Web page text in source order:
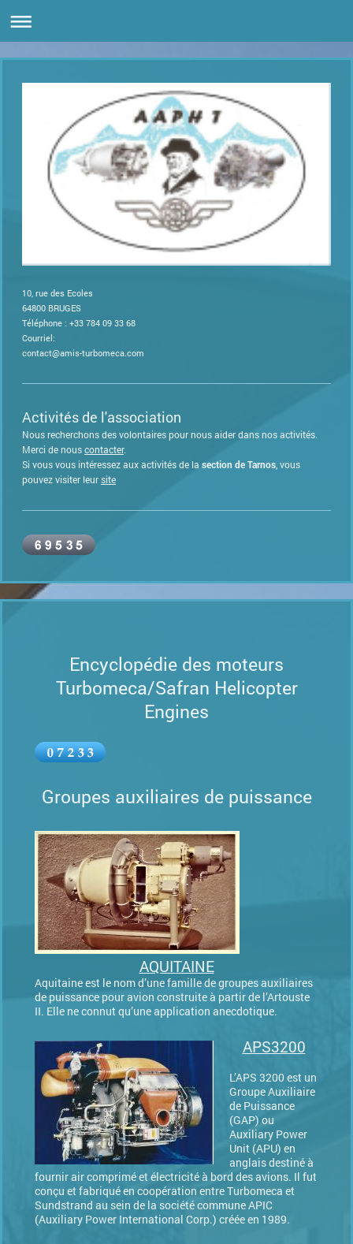
10, rue des Ecoles
64800 BRUGES
Téléphone : +33 784 09 33 68
Courriel:
contact@amis-turbomeca.com
Activités de l'association
Nous recherchons des volontaires pour nous aider dans nos activités.
Merci de nouscontacter.
Si vous vous intéressez aux activités de la section de Tarnos , vous
pouvez visiter leursite
Encyclopédie des moteurs
Turbomeca/Safran Helicopter
Engines
Groupes auxiliaires de puissance
AQUITAINE
Aquitaine est le nom d’une famille de groupes auxiliaires
de puissance pour avion construite à partir de l’Artouste
II. Elle ne connut qu’une application anecdotique.
APS3200
L’APS 3200 est un
Groupe Auxiliaire
de Puissance
(GAP) ou
Auxiliary Power
Unit (APU) en
anglais destiné à
fournir air comprimé et électricité à bord des avions. Il fut
conçu et fabriqué en coopération entre Turbomeca et
Sundstrand au sein de la société commune APIC
(Auxiliary Power International Corp.) créée en 1989.